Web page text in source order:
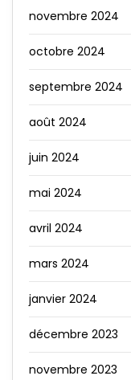
novembre 2024
octobre 2024
septembre 2024
août 2024
juin 2024
mai 2024
avril 2024
mars 2024
janvier 2024
décembre 2023
novembre 2023